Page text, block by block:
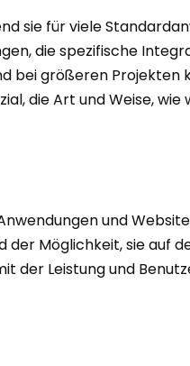
sie für viele
die spezifische
größeren Projekten
die Art und Weise, wie
und
Möglichkeit, sie auf
der Leistung und